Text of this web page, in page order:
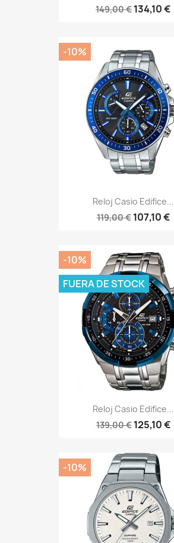
149,00 € 134,10 €
Reloj Casio Edifice...
119,00 € 107,10 €
-10%
Reloj Casio Edifice...
139,00 € 125,10 €
-10%
FUERA DE STOCK
-10%